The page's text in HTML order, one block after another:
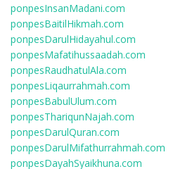
ponpesInsanMadani.com
ponpesBaitilHikmah.com
ponpesDarulHidayahul.com
ponpesMafatihussaadah.com
ponpesRaudhatulAla.com
ponpesLiqaurrahmah.com
ponpesBabulUlum.com
ponpesThariqunNajah.com
ponpesDarulQuran.com
ponpesDarulMifathurrahmah.com
ponpesDayahSyaikhuna.com